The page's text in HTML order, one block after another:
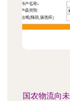
国农物流向